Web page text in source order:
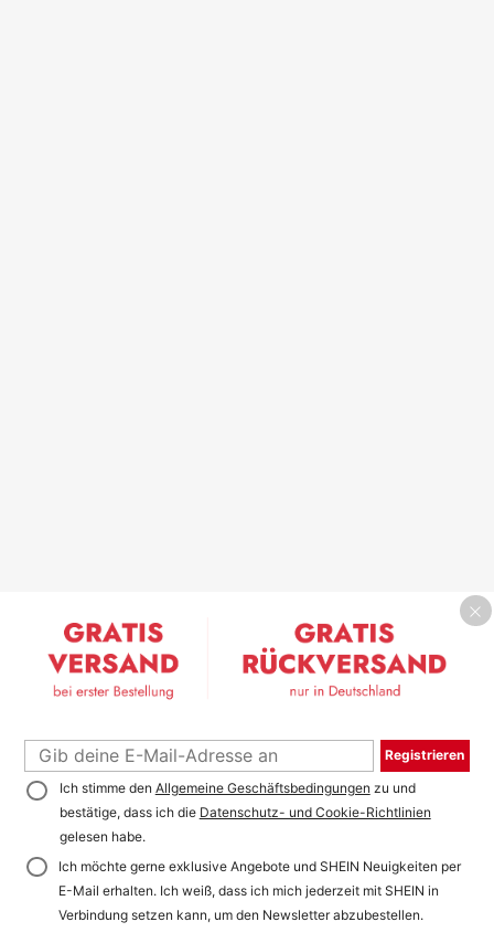
Registrieren
Ich stimme den Allgemeine Geschäftsbedingungen zu und
bestätige, dass ich die Datenschutz- und Cookie-Richtlinien
gelesen habe.
Ich möchte gerne exklusive Angebote und SHEIN Neuigkeiten per
E-Mail erhalten. Ich weiß, dass ich mich jederzeit mit SHEIN in
Verbindung setzen kann, um den Newsletter abzubestellen.